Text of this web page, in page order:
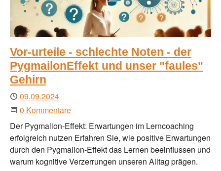
Vor-urteile - schlechte Noten - der
PygmailonEffekt und unser "faules"
Gehirn
Publiziert
09.09.2024
Beginne eine Unterhaltung
0 Kommentare
Der Pygmalion-Effekt: Erwartungen im Lerncoaching
erfolgreich nutzen Erfahren Sie, wie positive Erwartungen
durch den Pygmalion-Effekt das Lernen beeinflussen und
warum kognitive Verzerrungen unseren Alltag prägen.